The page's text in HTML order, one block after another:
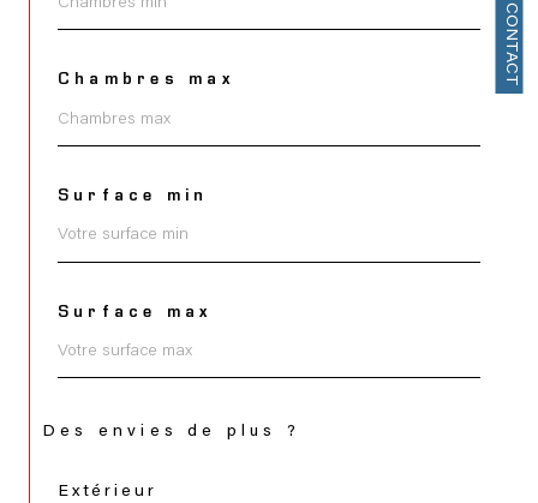
CONTACT
Chambres max
Surface min
Surface max
Des envies de plus ?
Extérieur